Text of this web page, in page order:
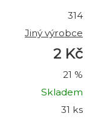
314
Jiný výrobce
2 Kč
21 %
Skladem
31 ks